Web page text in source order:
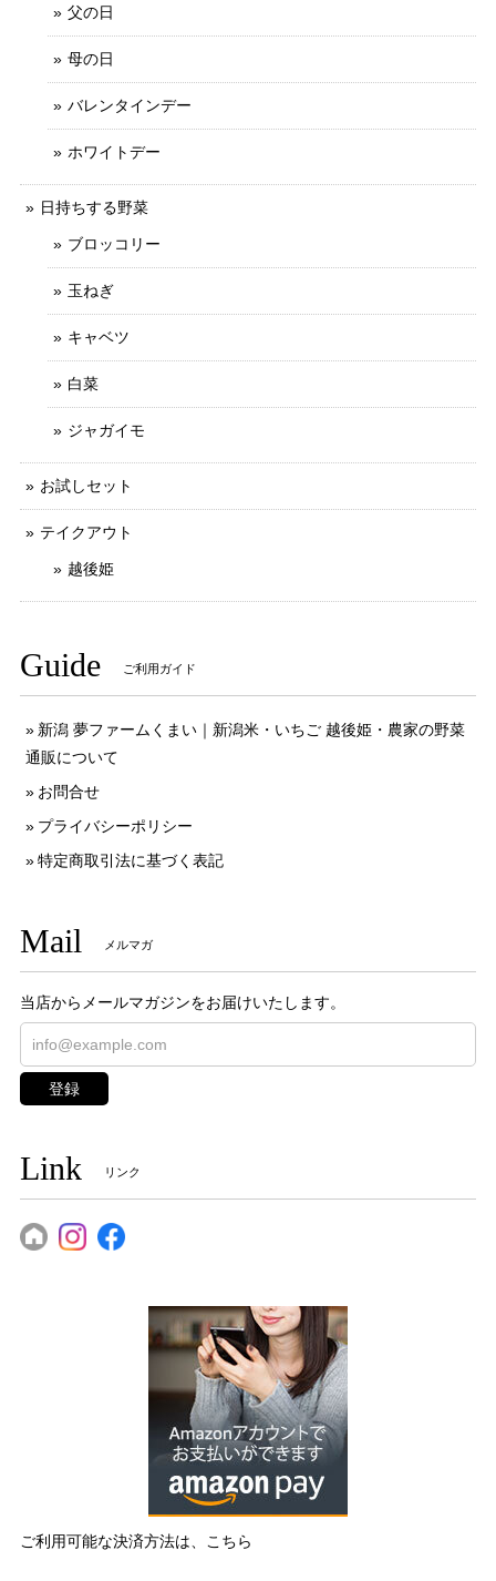
父の日
母の日
バレンタインデー
ホワイトデー
日持ちする野菜
ブロッコリー
玉ねぎ
キャベツ
白菜
ジャガイモ
お試しセット
テイクアウト
越後姫
Guide ご利用ガイド
新潟 夢ファームくまい｜新潟米・いちご 越後姫・農家の野菜
通販について
お問合せ
プライバシーポリシー
特定商取引法に基づく表記
Mail メルマガ
当店からメールマガジンをお届けいたします。
登録
Link リンク
ご利用可能な決済方法は、こちら